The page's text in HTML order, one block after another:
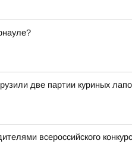
две партии куриных
всероссийского